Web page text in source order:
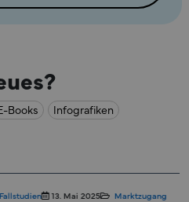
Books
Infografiken
E-Books 5. Mai